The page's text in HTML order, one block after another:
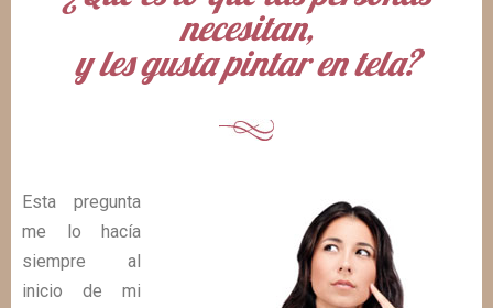
necesitan,
y les gusta pintar en tela?
Esta pregunta
me lo hacía
siempre al
inicio de mi